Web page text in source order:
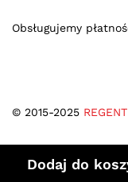
Dodaj do
© 2015-2025 REGENT
Obsługujemy